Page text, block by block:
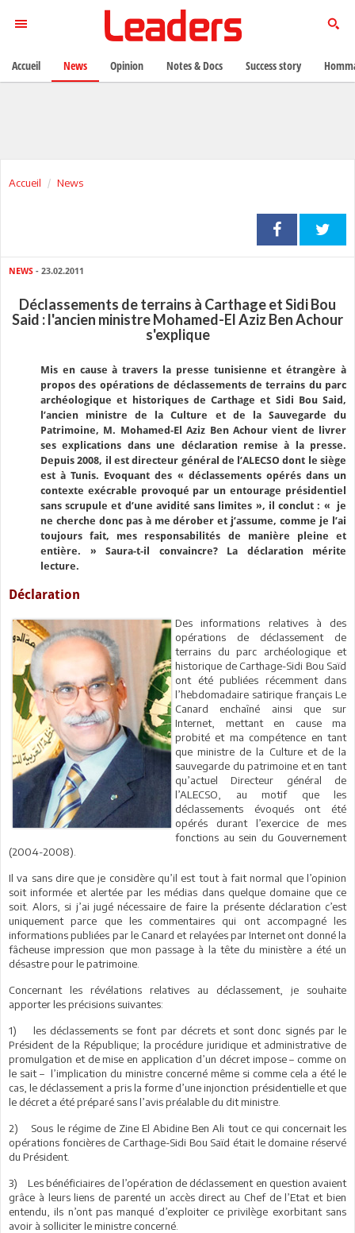
Accueil News
NEWS - 23.02.2011
Déclassements de terrains à Carthage et Sidi Bou
Said : l'ancien ministre Mohamed-El Aziz Ben Achour
s'explique
Mis en cause à travers la presse tunisienne et étrangère à
propos des opérations de déclassements de terrains du parc
archéologique et historiques de Carthage et Sidi Bou Said,
l’ancien ministre de la Culture et de la Sauvegarde du
Patrimoine, M. Mohamed-El Aziz Ben Achour vient de livrer
ses explications dans une déclaration remise à la presse.
Depuis 2008, il est directeur général de l’ALECSO dont le siège
est à Tunis. Evoquant des « déclassements opérés dans un
contexte exécrable provoqué par un entourage présidentiel
sans scrupule et d’une avidité sans limites », il conclut : « je
ne cherche donc pas à me dérober et j’assume, comme je l’ai
toujours fait, mes responsabilités de manière pleine et
entière. » Saura-t-il convaincre? La déclaration mérite
lecture.
Déclaration
Des informations relatives à des
opérations de déclassement de
terrains du parc archéologique et
historique de Carthage-Sidi Bou Saïd
ont été publiées récemment dans
l’hebdomadaire satirique français Le
Canard enchaîné ainsi que sur
Internet, mettant en cause ma
probité et ma compétence en tant
que ministre de la Culture et de la
sauvegarde du patrimoine et en tant
qu’actuel Directeur général de
l’ALECSO, au motif que les
déclassements évoqués ont été
opérés durant l’exercice de mes
fonctions au sein du Gouvernement
(2004-2008).
Il va sans dire que je considère qu’il est tout à fait normal que l’opinion
soit informée et alertée par les médias dans quelque domaine que ce
soit. Alors, si j’ai jugé nécessaire de faire la présente déclaration c’est
uniquement parce que les commentaires qui ont accompagné les
informations publiées par le Canard et relayées par Internet ont donné la
fâcheuse impression que mon passage à la tête du ministère a été un
désastre pour le patrimoine.
Concernant les révélations relatives au déclassement, je souhaite
apporter les précisions suivantes:
1) les déclassements se font par décrets et sont donc signés par le
Président de la République; la procédure juridique et administrative de
promulgation et de mise en application d’un décret impose – comme on
le sait – l’implication du ministre concerné même si comme cela a été le
cas, le déclassement a pris la forme d’une injonction présidentielle et que
le décret a été préparé sans l’avis préalable du dit ministre.
2) Sous le régime de Zine El Abidine Ben Ali tout ce qui concernait les
opérations foncières de Carthage-Sidi Bou Saïd était le domaine réservé
du Président.
3) Les bénéficiaires de l’opération de déclassement en question avaient
grâce à leurs liens de parenté un accès direct au Chef de l’Etat et bien
entendu, ils n’ont pas manqué d’exploiter ce privilège exorbitant sans
avoir à solliciter le ministre concerné.
Accueil News Opinion Notes & Docs Success story